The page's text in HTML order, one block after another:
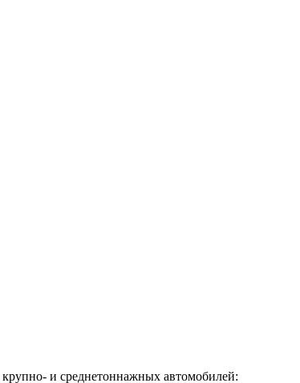
и среднетоннажных автомобилей: